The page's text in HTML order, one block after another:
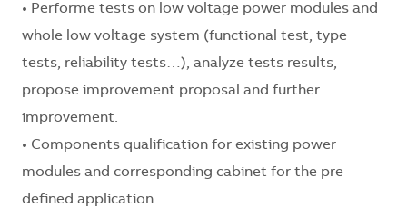
• Performe tests on low voltage power modules and
whole low voltage system (functional test, type
tests, reliability tests…), analyze tests results,
propose improvement proposal and further
improvement.
• Components qualification for existing power
modules and corresponding cabinet for the pre-
defined application.